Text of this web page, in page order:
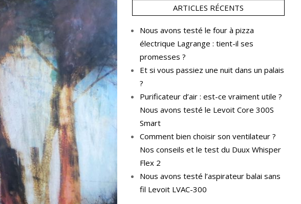
ARTICLES RÉCENTS
Nous avons testé le four à pizza
électrique Lagrange : tient-il ses
promesses ?
Et si vous passiez une nuit dans un palais
?
Purificateur d’air : est-ce vraiment utile ?
Nous avons testé le Levoit Core 300S
Smart
Comment bien choisir son ventilateur ?
Nos conseils et le test du Duux Whisper
Flex 2
Nous avons testé l’aspirateur balai sans
fil Levoit LVAC-300